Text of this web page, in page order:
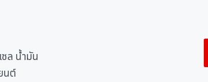
ล น้ำมัน
นต์